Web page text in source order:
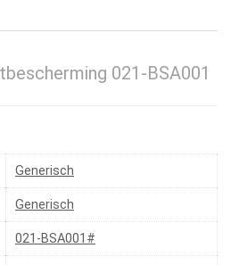
021-BSA001
‎Generisch
‎Generisch
‎021-BSA001#